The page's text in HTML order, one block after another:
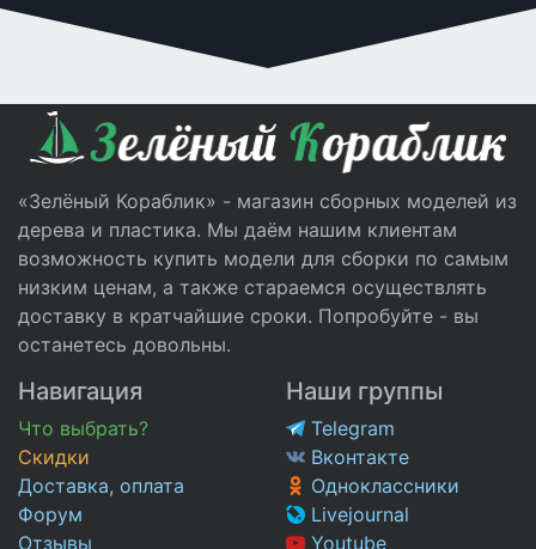
«Зелёный Кораблик» - магазин сборных моделей из
дерева и пластика. Мы даём нашим клиентам
возможность купить модели для сборки по самым
низким ценам, а также стараемся осуществлять
доставку в кратчайшие сроки. Попробуйте - вы
останетесь довольны.
Навигация
Что выбрать?
Скидки
Доставка, оплата
Форум
Отзывы
Наши группы
Telegram
Вконтакте
Одноклассники
Livejournal
Youtube